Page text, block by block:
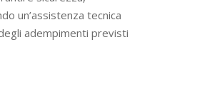
un’assistenza tecnica
adempimenti previsti